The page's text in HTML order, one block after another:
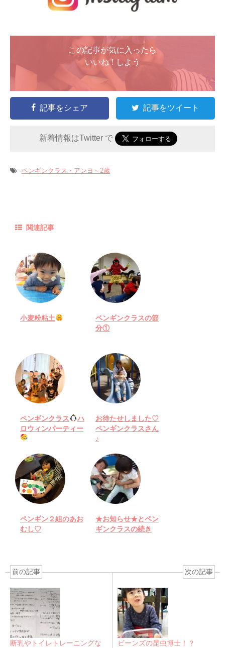
この記事が気に入ったら
いいね ! しよう
記事をシェア 記事をツイート
新着情報はTwitter で
-ペンギンクラス・アンヨ～2歳
関連記事
小麦粉粘土
ペンギンクラスの節
分①
ペンギンクラス
ハ
ロウィンパーティー
お待たせしました♡
ペンギンクラスさん
♪
ペンギン２組のあお
むし♡
★お知らせ★とペン
ギンクラスの続き
前の記事
断乳やトイレトレーニングな
次の記事
ビーンズの昆虫博士！？